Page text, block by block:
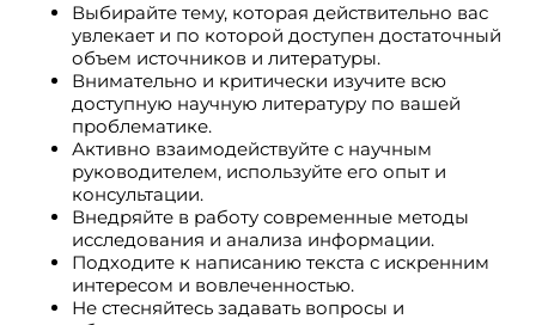
Выбирайте тему, которая действительно вас
увлекает и по которой доступен достаточный
объем источников и литературы.
Внимательно и критически изучите всю
доступную научную литературу по вашей
проблематике.
Активно взаимодействуйте с научным
руководителем, используйте его опыт и
консультации.
Внедряйте в работу современные методы
исследования и анализа информации.
Подходите к написанию текста с искренним
интересом и вовлеченностью.
Не стесняйтесь задавать вопросы и